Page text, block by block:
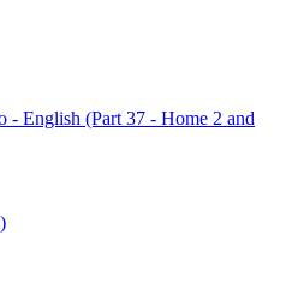
- English (Part 37 - Home 2 and